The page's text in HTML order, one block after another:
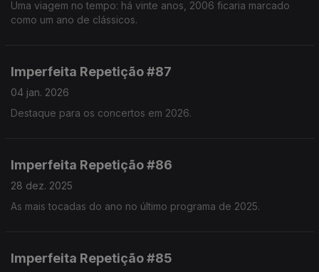
Uma viagem no tempo: há vinte anos, 2006 ficaria marcado
como um ano de clássicos.
Imperfeita Repetição #87
04 jan. 2026
Destaque para os concertos em 2026.
Imperfeita Repetição #86
28 dez. 2025
As mais tocadas do ano no último programa de 2025.
Imperfeita Repetição #85